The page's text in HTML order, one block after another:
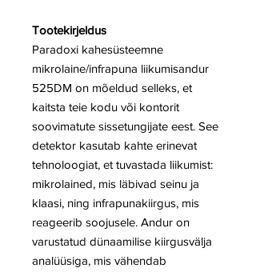
Tootekirjeldus
Paradoxi kahesüsteemne
mikrolaine/infrapuna liikumisandur
525DM on mõeldud selleks, et
kaitsta teie kodu või kontorit
soovimatute sissetungijate eest. See
detektor kasutab kahte erinevat
tehnoloogiat, et tuvastada liikumist:
mikrolained, mis läbivad seinu ja
klaasi, ning infrapunakiirgus, mis
reageerib soojusele. Andur on
varustatud dünaamilise kiirgusvälja
analüüsiga, mis vähendab